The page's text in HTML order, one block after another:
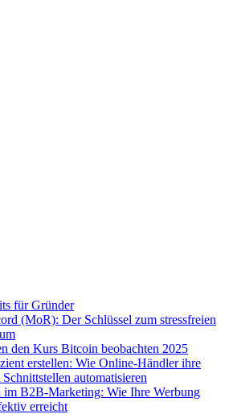
für Gründer
(MoR): Der Schlüssel zum stressfreien
den Kurs Bitcoin beobachten 2025
erstellen: Wie Online-Händler ihre
automatisieren
im B2B-Marketing: Wie Ihre Werbung
erreicht